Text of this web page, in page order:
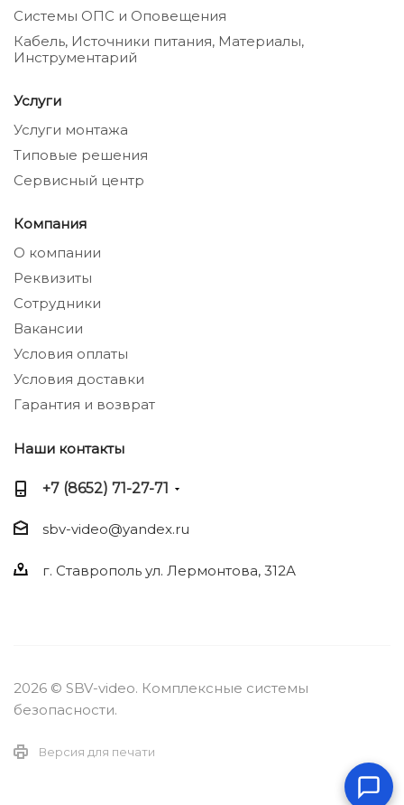
Системы ОПС и Оповещения
Кабель, Источники питания, Материалы,
Инструментарий
Услуги
Услуги монтажа
Типовые решения
Сервисный центр
Компания
О компании
Реквизиты
Сотрудники
Вакансии
Условия оплаты
Условия доставки
Гарантия и возврат
Наши контакты
+7 (8652) 71-27-71
sbv-video@yandex.ru
г. Ставрополь ул. Лермонтова, 312А
2026 © SBV-video. Комплексные системы
безопасности.
Версия для печати